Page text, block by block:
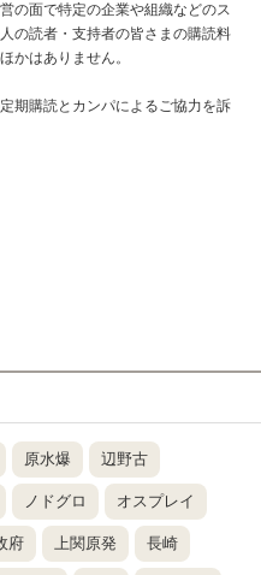
の面で特定の企業や組織などのス
の読者・支持者の皆さまの購読料
かはありません。
期購読とカンパによるご協力を訴
原水爆 辺野古
ノドグロ オスプレイ
府 上関原発 長崎